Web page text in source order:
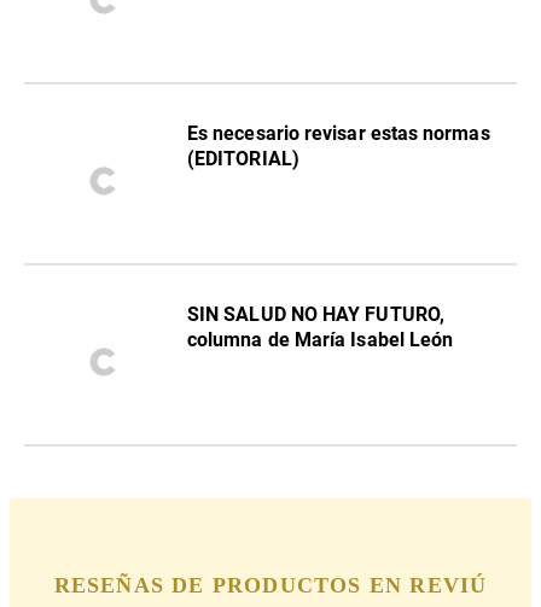
Es necesario revisar estas normas
(EDITORIAL)
SIN SALUD NO HAY FUTURO,
columna de María Isabel León